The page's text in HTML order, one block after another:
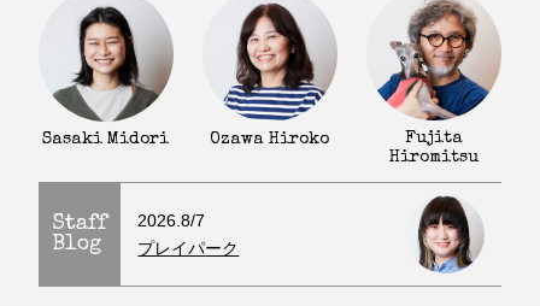
Sasaki Midori Ozawa Hiroko
Fujita
Hiromitsu
Staff
Blog
2026.8/7
プレイパーク